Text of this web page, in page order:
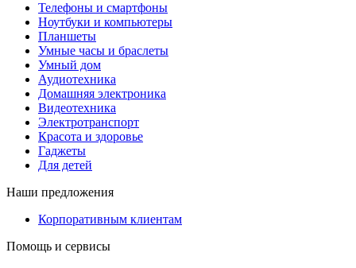
Телефоны и смартфоны
Ноутбуки и компьютеры
Планшеты
Умные часы и браслеты
Умный дом
Аудиотехника
Домашняя электроника
Видеотехника
Электротранспорт
Красота и здоровье
Гаджеты
Для детей
Наши предложения
Корпоративным клиентам
Помощь и сервисы